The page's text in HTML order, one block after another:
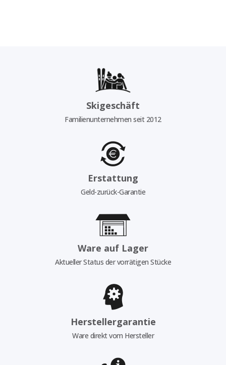
Skigeschäft
Familienunternehmen seit 2012
Erstattung
Geld-zurück-Garantie
Ware auf Lager
Aktueller Status der vorrätigen Stücke
Herstellergarantie
Ware direkt vom Hersteller